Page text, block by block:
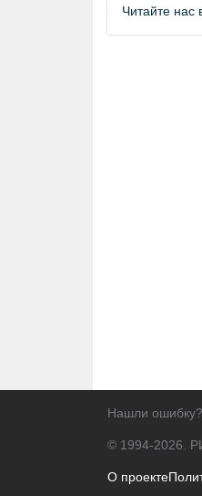
Читайте нас
Нашли
© 1994-2026.
О проекте